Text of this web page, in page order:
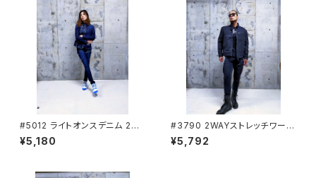
#5012 ライトオンスデニム 2wa
y ストレッチカーゴパンツ[春夏
対応素材] I’Z FRONTIER[ア
¥5,180
#3790 2WAYストレッチワーク
ジャケット IZ FRONTIER[ア
イズフロンティア]
¥5,792